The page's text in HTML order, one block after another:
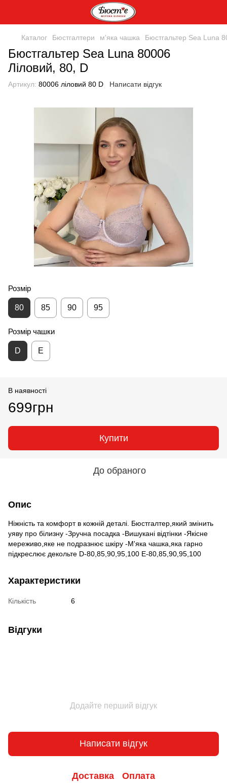
Каталог Бюстгалтери м'яка чашка Бюстгальтер Sea Luna
Бюстгальтер Sea Luna 80006
Ліловий, 80, D
Артикул: 80006 ліловий 80 D Написати відгук
Розмір
80 85 90 95
Розмір чашки
D E
В наявності
699грн
Купити
До обраного
Опис
Ніжність та комфорт в кожній деталі. Бюстгалтер,який змінить
уяву про білизну -Зручна посадка -Вишукані відтінки -Якісне
мереживо,яке не подразнює шкіру -М'яка чашка,яка гарно
підкреслює декольте D-80,85,90,95,100 E-80,85,90,95,100
Характеристики
Кількість 6
Відгуки
Додайте перший відгук
Написати відгук
Доставка Оплата